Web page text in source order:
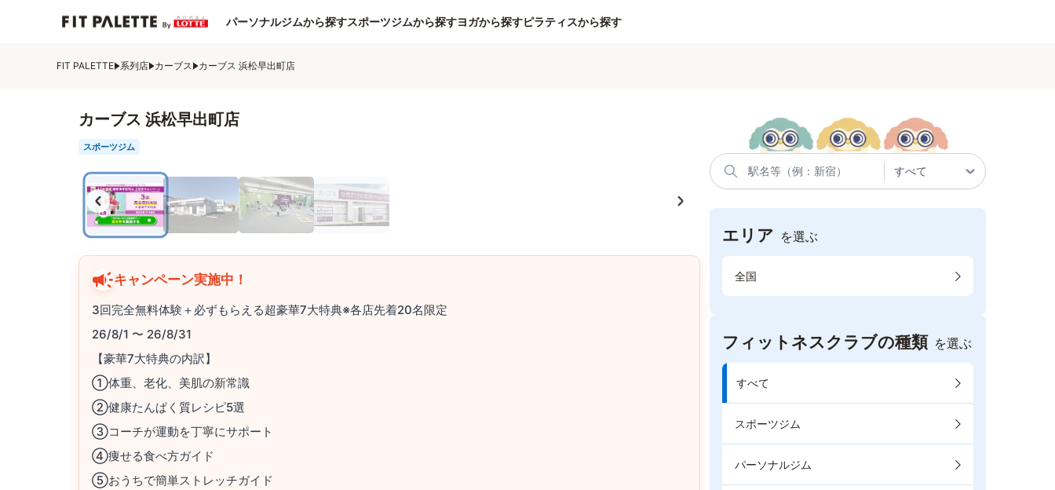
パーソナルジムから探すスポーツジムから探すヨガから探すピラティスから探す
FIT PALETTE 系列店 カーブス カーブス 浜松早出町店
カーブス 浜松早出町店
スポーツジム
キャンペーン実施中！
3回完全無料体験＋必ずもらえる超豪華7大特典※各店先着20名限定
26/8/1 〜 26/8/31
【豪華7大特典の内訳】
①体重、老化、美肌の新常識
②健康たんぱく質レシピ5選
③コーチが運動を丁寧にサポート
④痩せる食べ方ガイド
⑤おうちで簡単ストレッチガイド
エリア を選ぶ
全国
フィットネスクラブの種類 を選ぶ
すべて
スポーツジム
パーソナルジム